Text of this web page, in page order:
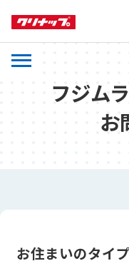
フジム
お
お住まいのタイプ